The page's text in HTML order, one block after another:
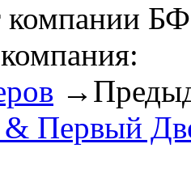
компании
→
& Первый